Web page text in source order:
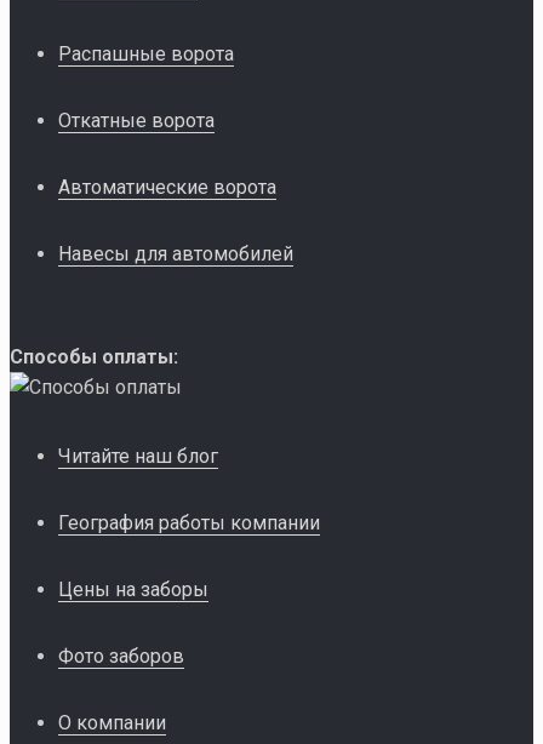
Распашные ворота
Откатные ворота
Автоматические ворота
Навесы для автомобилей
Способы оплаты:
Читайте наш блог
География работы компании
Цены на заборы
Фото заборов
О компании